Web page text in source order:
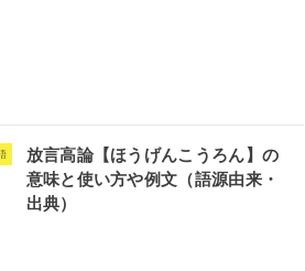
放言高論【ほうげんこうろん】の
意味と使い方や例文（語源由来・
出典）